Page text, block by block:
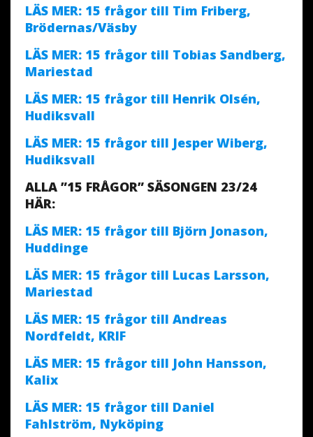
LÄS MER: 15 frågor till Tim Friberg,
Brödernas/Väsby
LÄS MER: 15 frågor till Tobias Sandberg,
Mariestad
LÄS MER: 15 frågor till Henrik Olsén,
Hudiksvall
LÄS MER: 15 frågor till Jesper Wiberg,
Hudiksvall
ALLA ”15 FRÅGOR” SÄSONGEN 23/24
HÄR:
LÄS MER: 15 frågor till Björn Jonason,
Huddinge
LÄS MER: 15 frågor till Lucas Larsson,
Mariestad
LÄS MER: 15 frågor till Andreas
Nordfeldt, KRIF
LÄS MER: 15 frågor till John Hansson,
Kalix
LÄS MER: 15 frågor till Daniel
Fahlström, Nyköping